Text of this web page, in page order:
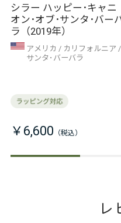
シラー ハッピー･キャニ
オン･オブ･サンタ･バー
ラ（2019年）
アメリカ
カリフォルニア
サンタ･バーバラ
￥6,600
レ